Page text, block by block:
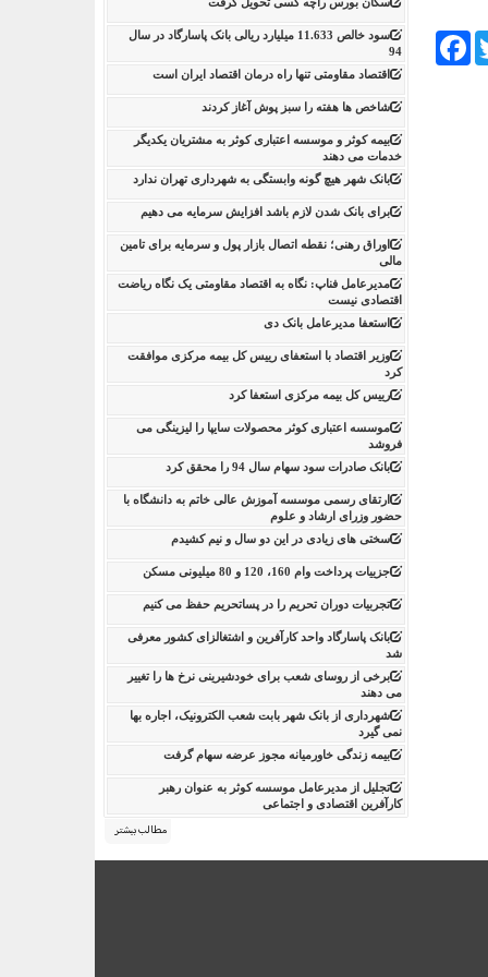
سود خالص 11.633 میلیارد ریالی بانک پاسارگاد در سال
94
اقتصاد مقاومتی تنها راه درمان اقتصاد ایران است
شاخص ها هفته را سبز پوش آغاز کردند
بیمه کوثر و موسسه اعتباری کوثر به مشتریان یکدیگر
خدمات می دهند
بانک شهر هیچ گونه وابستگی به شهرداری تهران ندارد
برای بانک شدن لازم باشد افزایش سرمایه می دهیم
اوراق رهنی؛ نقطه اتصال بازار پول و سرمایه برای تامین
مالی
مدیرعامل فناپ: نگاه به اقتصاد مقاومتی یک نگاه ریاضت
اقتصادی نیست
استعفا مدیرعامل بانک دی
وزیر اقتصاد با استعفای رییس کل بیمه مرکزی موافقت
کرد
رییس کل بیمه مرکزی استعفا کرد
موسسه اعتباری کوثر محصولات سایپا را لیزینگی می
فروشد
بانک صادرات سود سهام سال 94 را محقق کرد
ارتقای رسمی موسسه آموزش عالی خاتم به دانشگاه با
حضور وزرای ارشاد و علوم
سختی های زیادی در این دو سال و نیم کشیدم
جزییات پرداخت وام 160، 120 و 80 میلیونی مسکن
تجربیات دوران تحریم را در پساتحریم حفظ می کنیم
بانک پاسارگاد واحد کارآفرین و اشتغالزای کشور معرفی
شد
برخی از روسای شعب برای خودشیرینی نرخ ها را تغییر
می دهند
شهرداری از بانک شهر بابت شعب الکترونیک، اجاره بها
نمی گیرد
بیمه زندگی خاورمیانه مجوز عرضه سهام گرفت
تجلیل از مدیرعامل موسسه کوثر به عنوان رهبر
کارآفرین اقتصادی و اجتماعی
مطالب بیشتر
Facebook